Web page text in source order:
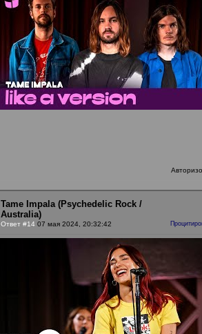
Tame Impala (Psychedelic Rock /
Australia)
Ответ #14 07 мая 2024, 20:32:42